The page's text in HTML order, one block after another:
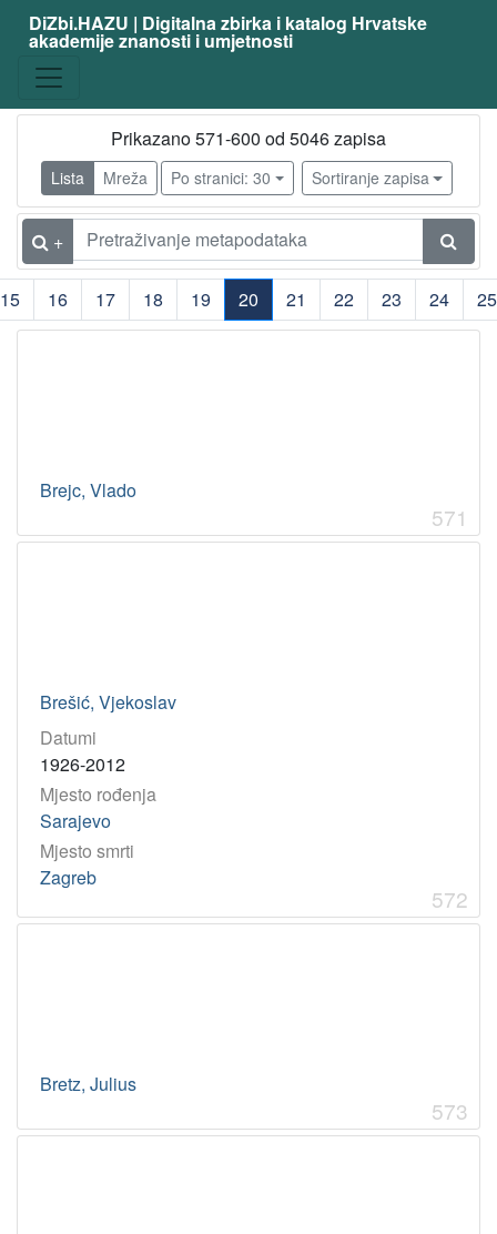
DiZbi.HAZU | Digitalna zbirka i katalog Hrvatske
akademije znanosti i umjetnosti
Prikazano 571-600 od 5046 zapisa
Lista Mreža Po stranici: 30 Sortiranje zapisa
+
15 16 17 18 19
20
(current)
21 22 23 24 25
Brejc, Vlado
571
Brešić, Vjekoslav
Datumi
1926-2012
Mjesto rođenja
Sarajevo
Mjesto smrti
Zagreb
572
Bretz, Julius
573